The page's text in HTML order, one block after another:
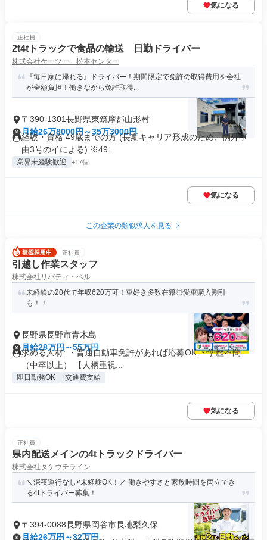
気になる
正社員
2t4tトラックで食品の輸送 日勤ドライバー
株式会社ケーツー 松本センター
『毎日家に帰れる』ドライバー！期間限定で免許の取得費用を会社
が全額負担！働きながら免許取得...
〒390-1301長野県東筑摩郡山形村
月給26万8000円～35万3000円
経験・資格 49歳までの方 (長期キャリア形成のため、例外事
由3号のイによる) ※49...
業界未経験歓迎 +17個
気になる
この企業の類似求人を見る
正社員
引越し作業スタッフ
株式会社リバティ・ベル
未経験の20代で年収620万可！車好き多数在籍◎愛車購入割引
も！！
長野県長野市青木島
月給28万円～55万円
求める人材: ・普通自動車免許があれば応募OK ・学歴不問
（中卒以上） 【人柄重視...
即日勤務OK 交通費支給
気になる
正社員
県内配送メインの4tトラックドライバー
株式会社タケウチライン
＼深夜運行なし×未経験OK！／ 働きやすさと家族時間を両立でき
る4tドライバー募集！
〒394-0088長野県岡谷市長地梨久保
月給26万円～32万円